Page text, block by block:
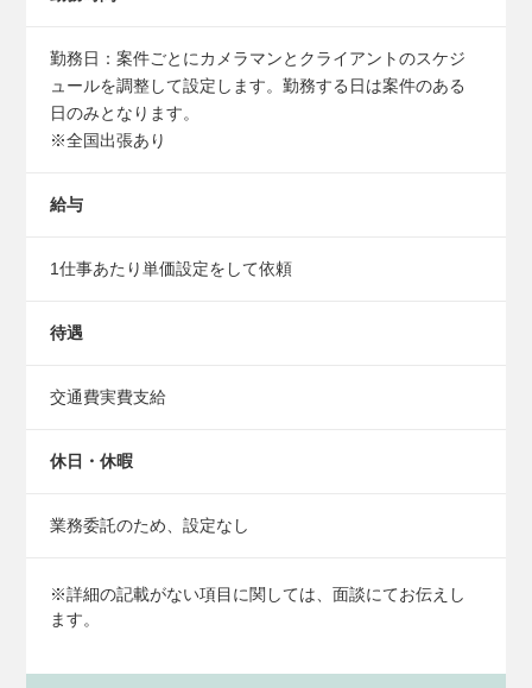
勤務日：案件ごとにカメラマンとクライアントのスケジ
ュールを調整して設定します。勤務する日は案件のある
日のみとなります。
※全国出張あり
給与
1仕事あたり単価設定をして依頼
待遇
交通費実費支給
休日・休暇
業務委託のため、設定なし
※詳細の記載がない項目に関しては、面談にてお伝えし
ます。